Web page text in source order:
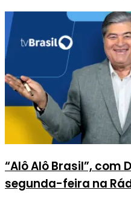
“Alô Alô Brasil”, com
segunda-feira na